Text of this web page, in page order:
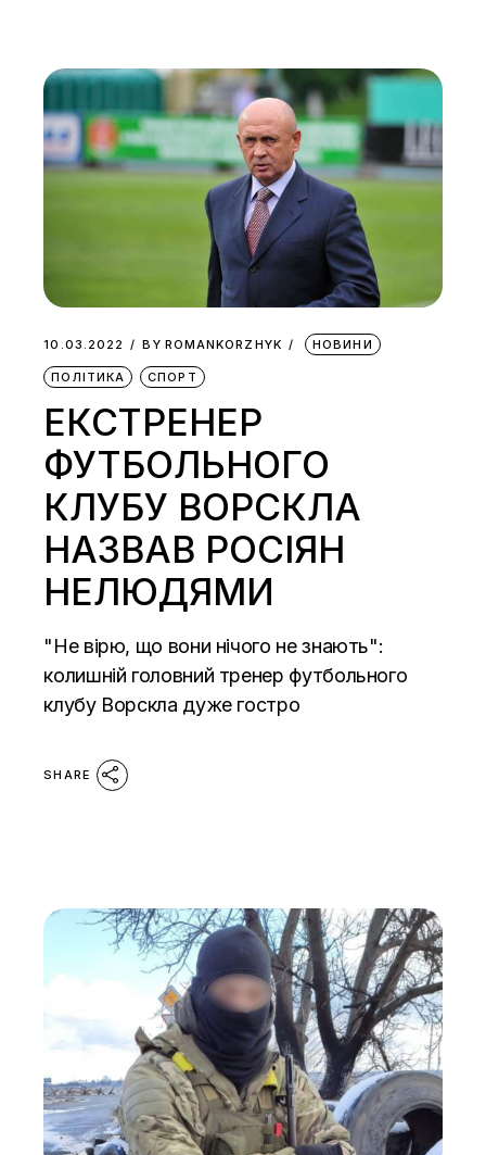
10.03.2022 BY ROMANKORZHYK НОВИНИ
ПОЛІТИКА СПОРТ
ЕКСТРЕНЕР
ФУТБОЛЬНОГО
КЛУБУ ВОРСКЛА
НАЗВАВ РОСІЯН
НЕЛЮДЯМИ
"Не вірю, що вони нічого не знають":
колишній головний тренер футбольного
клубу Ворскла дуже гостро
SHARE